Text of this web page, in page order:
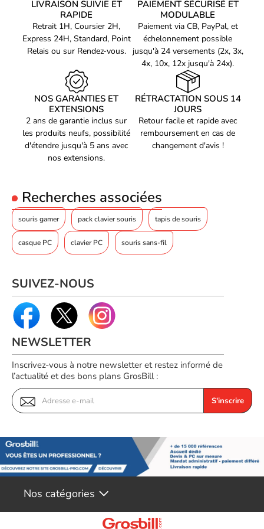
Verticale
Non
Type de souris
Optique
122 g
Type d'alimentation
Port USB
OS supporté(s)
Microsoft Windows 7
Code EAN
0840006616214
Référence produit
01300351
Référence constructeur
Voir produits Corsair
Voir les souris pc Corsair
LIVRAISON SUIVIE ET
RAPIDE
Retrait 1H, Coursier 2H,
Express 24H, Standard, Point
Relais ou sur Rendez-vous.
PAIEMENT SÉCURISÉ ET
MODULABLE
Paiement via CB, PayPal, et
échelonnement possible
jusqu'à 24 versements (2x, 3x,
4x, 10x, 12x jusqu'à 24x).
NOS GARANTIES ET
EXTENSIONS
2 ans de garantie inclus sur
les produits neufs, possibilité
d'étendre jusqu'à 5 ans avec
nos extensions.
RÉTRACTATION SOUS 14
JOURS
Retour facile et rapide avec
remboursement en cas de
changement d'avis !
Recherches associées
souris gamer pack clavier souris tapis de souris
casque PC clavier PC souris sans-fil
SUIVEZ-NOUS
NEWSLETTER
Inscrivez-vous à notre newsletter et restez informé de
l’actualité et des bons plans GrosBill :
S'inscrire
Nos catégories